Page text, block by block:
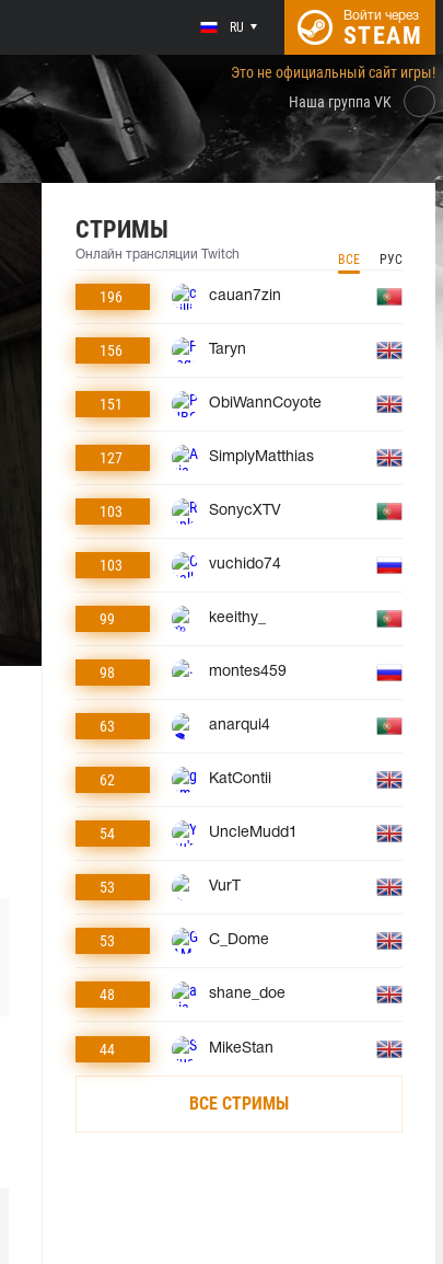
RU
Войти через
STEAM
Это не официальный сайт игры!
Наша группа VK
СТРИМЫ
Онлайн трансляции Twitch ВСЕ РУС
196 cauan7zin
156 Taryn
151 ObiWannCoyote
127 SimplyMatthias
103 SonycXTV
103 vuchido74
99 keeithy_
98 montes459
63 anarqui4
62 KatContii
54 UncleMudd1
53 VurT
53 C_Dome
48 shane_doe
44 MikeStan
ВСЕ СТРИМЫ